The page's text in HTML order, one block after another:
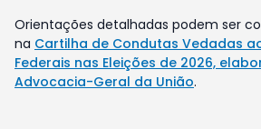
Orientações detalhadas podem ser
na Cartilha de Condutas Vedadas
Federais nas Eleições de 2026,
Advocacia-Geral da União.